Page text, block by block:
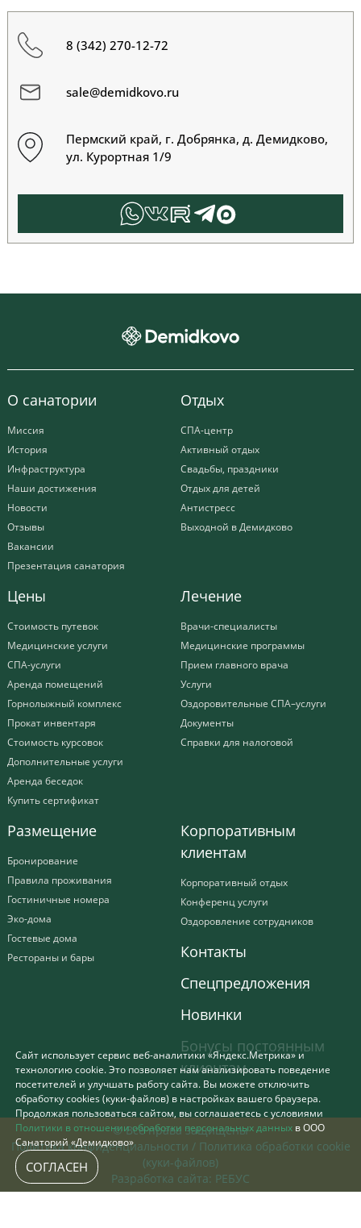
8 (342) 270-12-72
sale@demidkovo.ru
Пермский край, г. Добрянка, д. Демидково,
ул. Курортная 1/9
О санатории
Миссия
История
Инфраструктура
Наши достижения
Новости
Отзывы
Вакансии
Презентация санатория
Отдых
СПА-центр
Активный отдых
Свадьбы, праздники
Отдых для детей
Антистресс
Выходной в Демидково
Цены
Стоимость путевок
Медицинские услуги
СПА-услуги
Аренда помещений
Горнолыжный комплекс
Прокат инвентаря
Стоимость курсовок
Дополнительные услуги
Аренда беседок
Купить сертификат
Лечение
Врачи-специалисты
Медицинские программы
Прием главного врача
Услуги
Оздоровительные СПА–услуги
Документы
Справки для налоговой
Размещение
Бронирование
Правила проживания
Гостиничные номера
Эко-дома
Гостевые дома
Рестораны и бары
Корпоративным
клиентам
Корпоративный отдых
Конференц услуги
Оздоровление сотрудников
Контакты
Спецпредложения
Новинки
Бонусы постоянным
клиентам
© Все права защищены
Политика конфиденциальности / Политика обработки cookie
(куки-файлов)
Разработка сайта: РЕБУС
Сайт использует сервис веб-аналитики «Яндекс.Метрика» и
технологию cookie. Это позволяет нам анализировать поведение
посетителей и улучшать работу сайта. Вы можете отключить
обработку cookies (куки-файлов) в настройках вашего браузера.
Продолжая пользоваться сайтом, вы соглашаетесь с условиями
Политики в отношении обработки персональных данных в ООО
Санаторий «Демидково»
СОГЛАСЕН